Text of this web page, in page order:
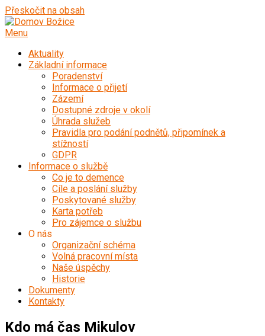
Přeskočit na obsah
Menu
Aktuality
Základní informace
Poradenství
Informace o přijetí
Zázemí
Dostupné zdroje v okolí
Úhrada služeb
Pravidla pro podání podnětů, připomínek a
stížností
GDPR
Informace o službě
Co je to demence
Cíle a poslání služby
Poskytované služby
Karta potřeb
Pro zájemce o službu
O nás
Organizační schéma
Volná pracovní místa
Naše úspěchy
Historie
Dokumenty
Kontakty
Kdo má čas Mikulov